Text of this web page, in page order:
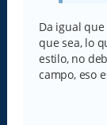
Da igual
que sea, lo
estilo, no
campo, eso